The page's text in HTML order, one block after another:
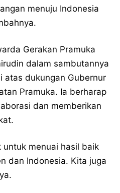
menuju Indonesia
Gerakan Pramuka
dalam sambutannya
atas dukungan Gubernur
Pramuka. Ia berharap
dan memberikan
menuai hasil baik
dan Indonesia. Kita juga